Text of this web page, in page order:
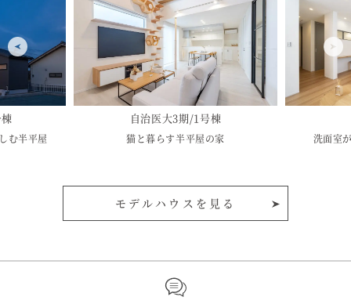
む半平屋
自治医大3期/1号棟
猫と暮らす半平屋の家 洗面室
モデルハウスを見る